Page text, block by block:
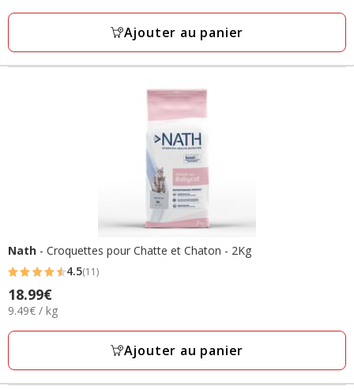
avis
à
Ajouter au panier
Nath - Croquettes pour Chatte et Chaton - 2Kg
4.5
étoiles
avec
11
4.5(11)
Prix
18.99€
18.99€
9.49€
Kg
9.49€ / kg
Ajouter au panier